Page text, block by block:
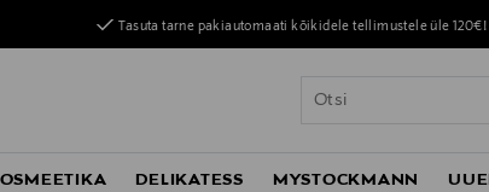
Tasuta tarne pakiautomaati kõikidele tellimustele üle 120€!
DELIKATESS MYSTOCKMANN